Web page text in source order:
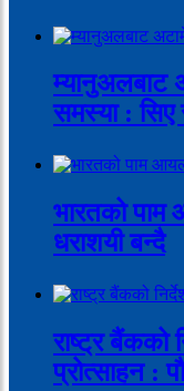
म्यानुअलबाट
समस्या :
भारतको पाम
धराशयी बन्दै
राष्ट्र बैंकको
प्रोत्साहन :